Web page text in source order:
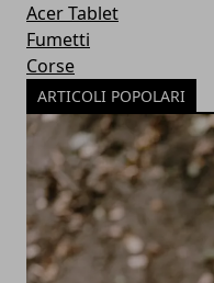
Acer Tablet
Fumetti
Corse
ARTICOLI POPOLARI